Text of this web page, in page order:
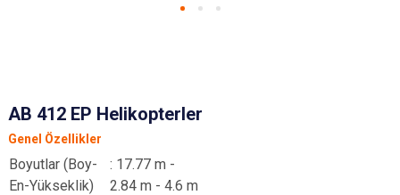
AB 412 EP Helikopterler
Genel Özellikler
Boyutlar (Boy-
En-Yükseklik)
: 17.77 m -
2.84 m - 4.6 m